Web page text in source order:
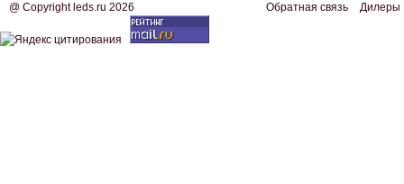
@ Copyright leds.ru 2026 Обратная связь Дилеры